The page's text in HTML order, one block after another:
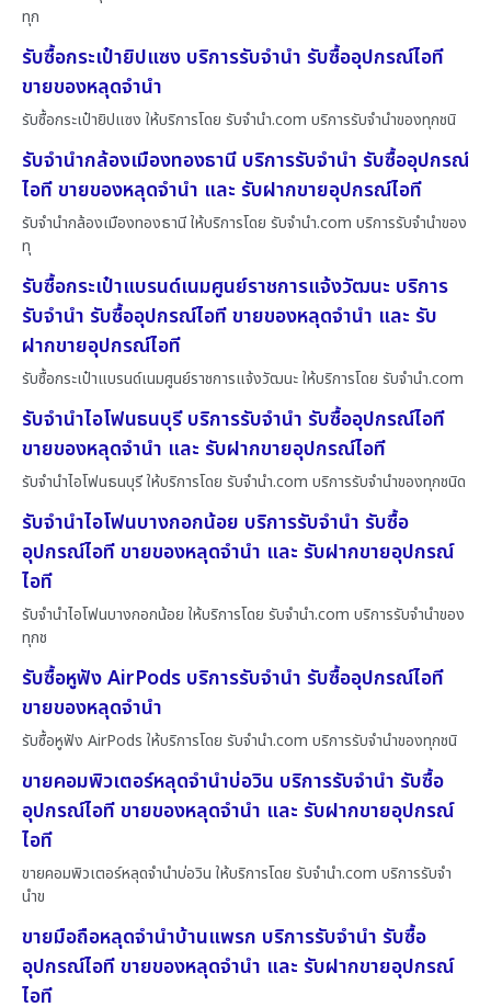
ทุก
รับซื้อกระเป๋ายิปแซง บริการรับจำนำ รับซื้ออุปกรณ์ไอที
ขายของหลุดจำนำ
รับซื้อกระเป๋ายิปแซง ให้บริการโดย รับจํานํา.com บริการรับจำนำของทุกชนิ
รับจำนำกล้องเมืองทองธานี บริการรับจำนำ รับซื้ออุปกรณ์
ไอที ขายของหลุดจำนำ และ รับฝากขายอุปกรณ์ไอที
รับจำนำกล้องเมืองทองธานี ให้บริการโดย รับจํานํา.com บริการรับจำนำของ
ทุ
รับซื้อกระเป๋าแบรนด์เนมศูนย์ราชการแจ้งวัฒนะ บริการ
รับจำนำ รับซื้ออุปกรณ์ไอที ขายของหลุดจำนำ และ รับ
ฝากขายอุปกรณ์ไอที
รับซื้อกระเป๋าแบรนด์เนมศูนย์ราชการแจ้งวัฒนะ ให้บริการโดย รับจํานํา.com
รับจำนำไอโฟนธนบุรี บริการรับจำนำ รับซื้ออุปกรณ์ไอที
ขายของหลุดจำนำ และ รับฝากขายอุปกรณ์ไอที
รับจำนำไอโฟนธนบุรี ให้บริการโดย รับจํานํา.com บริการรับจำนำของทุกชนิด
รับจำนำไอโฟนบางกอกน้อย บริการรับจำนำ รับซื้อ
อุปกรณ์ไอที ขายของหลุดจำนำ และ รับฝากขายอุปกรณ์
ไอที
รับจำนำไอโฟนบางกอกน้อย ให้บริการโดย รับจํานํา.com บริการรับจำนำของ
ทุกช
รับซื้อหูฟัง AirPods บริการรับจำนำ รับซื้ออุปกรณ์ไอที
ขายของหลุดจำนำ
รับซื้อหูฟัง AirPods ให้บริการโดย รับจํานํา.com บริการรับจำนำของทุกชนิ
ขายคอมพิวเตอร์หลุดจำนำบ่อวิน บริการรับจำนำ รับซื้อ
อุปกรณ์ไอที ขายของหลุดจำนำ และ รับฝากขายอุปกรณ์
ไอที
ขายคอมพิวเตอร์หลุดจำนำบ่อวิน ให้บริการโดย รับจํานํา.com บริการรับจำ
นำข
ขายมือถือหลุดจำนำบ้านแพรก บริการรับจำนำ รับซื้อ
อุปกรณ์ไอที ขายของหลุดจำนำ และ รับฝากขายอุปกรณ์
ไอที